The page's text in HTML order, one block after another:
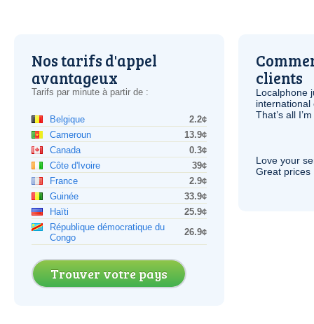
Nos tarifs d'appel
avantageux
Tarifs par minute à partir de :
Belgique
2.2¢
Cameroun
13.9¢
Canada
0.3¢
Côte d'Ivoire
39¢
France
2.9¢
Guinée
33.9¢
Haïti
25.9¢
République démocratique du
Congo
26.9¢
Trouver votre pays
clients
Localphone
international
That’s all
Love your
Great prices